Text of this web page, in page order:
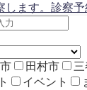
します。診察予
田村市
イベント